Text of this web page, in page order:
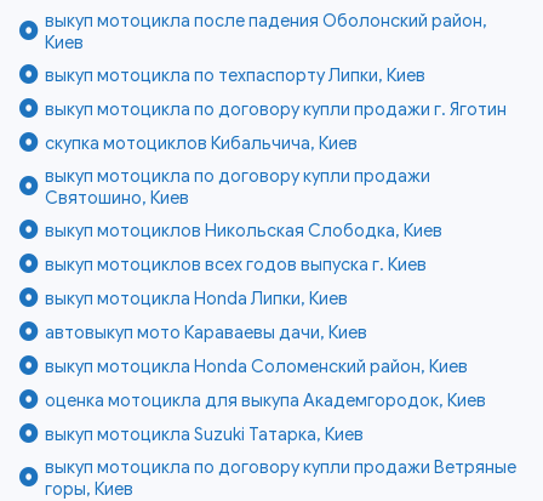
выкуп мотоцикла после падения Оболонский район,
Киев
выкуп мотоцикла по техпаспорту Липки, Киев
выкуп мотоцикла по договору купли продажи г. Яготин
скупка мотоциклов Кибальчича, Киев
выкуп мотоцикла по договору купли продажи
Святошино, Киев
выкуп мотоциклов Никольская Слободка, Киев
выкуп мотоциклов всех годов выпуска г. Киев
выкуп мотоцикла Honda Липки, Киев
автовыкуп мото Караваевы дачи, Киев
выкуп мотоцикла Honda Соломенский район, Киев
оценка мотоцикла для выкупа Академгородок, Киев
выкуп мотоцикла Suzuki Татарка, Киев
выкуп мотоцикла по договору купли продажи Ветряные
горы, Киев